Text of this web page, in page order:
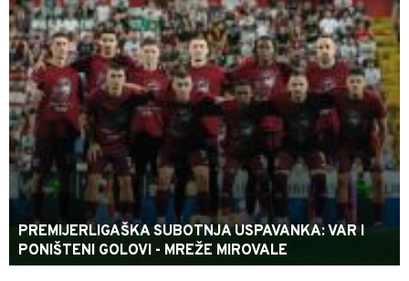
PREMIJERLIGAŠKA SUBOTNJA USPAVANKA: VAR I
PONIŠTENI GOLOVI - MREŽE MIROVALE